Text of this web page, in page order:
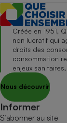
Créée en 1951,
non lucratif qui
droits des
consommation
enjeux
Nous découvrir
Informer
S’abonner au site